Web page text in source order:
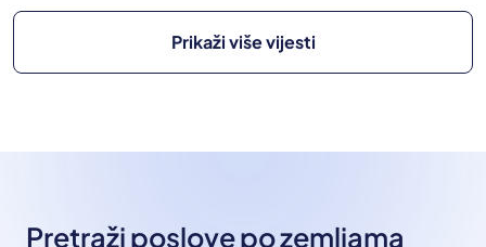
Prikaži više vijesti
Pretraži poslove po zemljama